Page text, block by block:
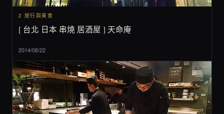
2 旅行與美食
[ 台北 日本 串燒 居酒屋 ] 天命庵
2014/08/22